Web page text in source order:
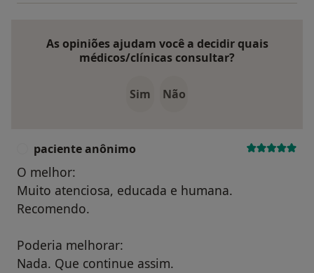
As opiniões ajudam você a decidir quais
médicos/clínicas consultar?
Sim Não
paciente anônimo
O melhor:
Muito atenciosa, educada e humana.
Recomendo.
Poderia melhorar:
Nada. Que continue assim.